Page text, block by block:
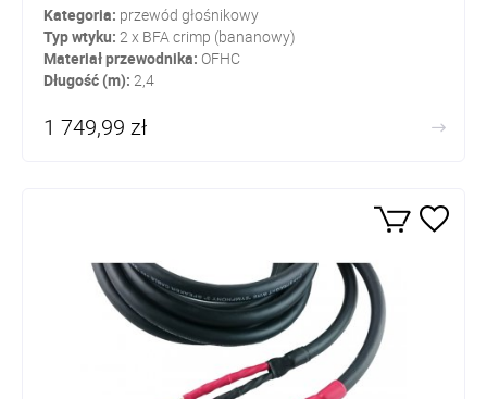
Kategoria: przewód głośnikowy
Typ wtyku: 2 x BFA crimp (bananowy)
Materiał przewodnika: OFHC
Długość (m): 2,4
1 749,99 zł